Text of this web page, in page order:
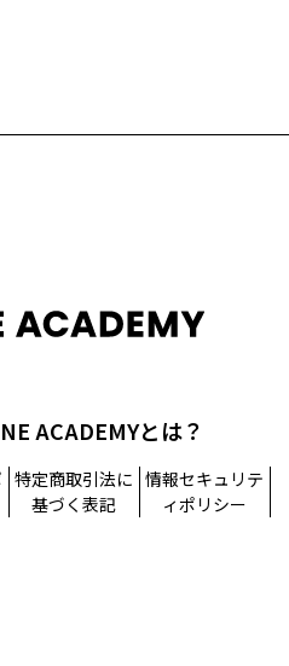
ACADEMYとは？
特定商取引法に
基づく表記
情報セキュリテ
ィポリシー